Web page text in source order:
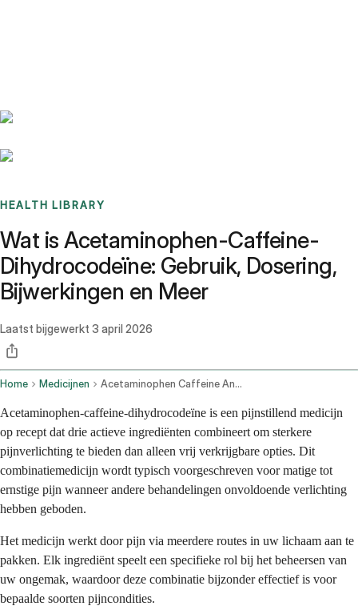
HEALTH LIBRARY
Wat is Acetaminophen-Caffeine-
Dihydrocodeïne: Gebruik, Dosering,
Bijwerkingen en Meer
Laatst bijgewerkt 3 april 2026
Home Medicijnen Acetaminophen Caffeine And Dihydrocodeine Oral Route
Acetaminophen-caffeine-dihydrocodeïne is een pijnstillend medicijn
op recept dat drie actieve ingrediënten combineert om sterkere
pijnverlichting te bieden dan alleen vrij verkrijgbare opties. Dit
combinatiemedicijn wordt typisch voorgeschreven voor matige tot
ernstige pijn wanneer andere behandelingen onvoldoende verlichting
hebben geboden.
Het medicijn werkt door pijn via meerdere routes in uw lichaam aan te
pakken. Elk ingrediënt speelt een specifieke rol bij het beheersen van
uw ongemak, waardoor deze combinatie bijzonder effectief is voor
bepaalde soorten pijncondities.